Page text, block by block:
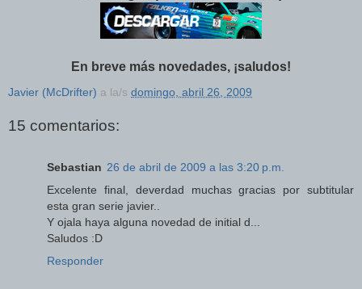
En breve más novedades, ¡saludos!
Javier (McDrifter) a la/s domingo, abril 26, 2009
15 comentarios:
Sebastian 26 de abril de 2009 a las 3:20 p.m.
Excelente final, deverdad muchas gracias por subtitular
esta gran serie javier..
Y ojala haya alguna novedad de initial d...
Saludos :D
Responder